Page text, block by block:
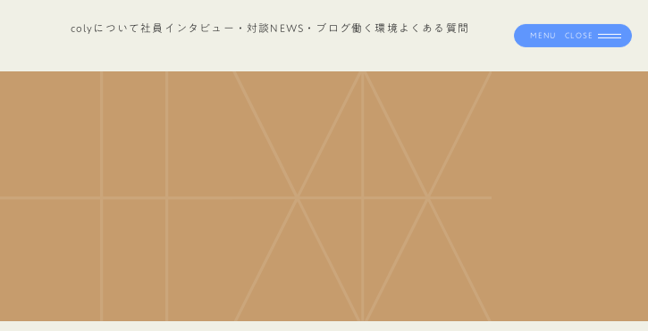
colyについて社員インタビュー・対談 NEWS・ブログ働く環境 よくある質問
MENU CLOSE